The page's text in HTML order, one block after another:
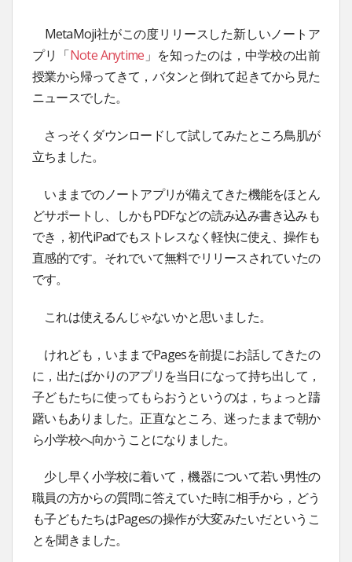
MetaMoji社がこの度リリースした新しいノートア
プリ「Note Anytime 」を知ったのは，中学校の出前
授業から帰ってきて，バタンと倒れて起きてから見た
ニュースでした。
さっそくダウンロードして試してみたところ鳥肌が
立ちました。
いままでのノートアプリが備えてきた機能をほとん
どサポートし、しかもPDFなどの読み込み書き込みも
でき，初代iPadでもストレスなく軽快に使え、操作も
直感的です。それでいて無料でリリースされていたの
です。
これは使えるんじゃないかと思いました。
けれども，いままでPagesを前提にお話してきたの
に，出たばかりのアプリを当日になって持ち出して，
子どもたちに使ってもらおうというのは，ちょっと躊
躇いもありました。正直なところ、迷ったままで朝か
ら小学校へ向かうことになりました。
少し早く小学校に着いて，機器について若い男性の
職員の方からの質問に答えていた時に相手から，どう
も子どもたちはPagesの操作が大変みたいだというこ
とを聞きました。